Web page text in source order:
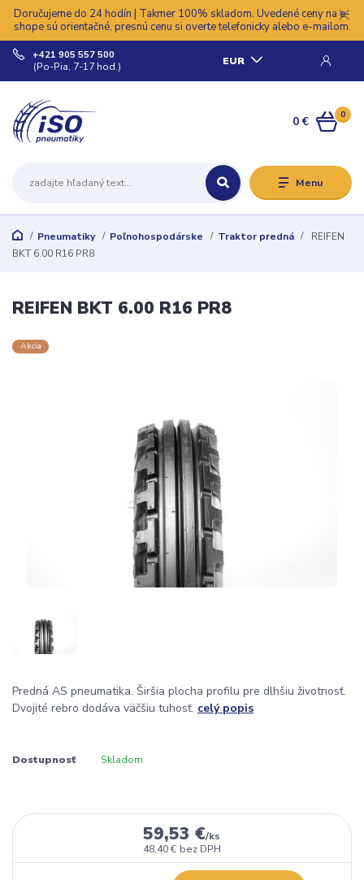
Doručujeme do 24 hodín | Takmer 100% skladom. Uvedené ceny na e-
shope sú orientačné, presnú cenu si overte telefonicky alebo e-mailom.
Menu
EUR
+421 905 557 500
(Po-Pia, 7-17 hod.)
0
0 €
Pneumatiky Poľnohospodárske Traktor predná
REIFEN
BKT 6.00 R16 PR8
REIFEN BKT 6.00 R16 PR8
Akcia
Predná AS pneumatika. Širšia plocha profilu pre dlhšiu životnosť.
Dvojité rebro dodáva väčšiu tuhosť. celý popis
Dostupnosť Skladom
59,53 €/ks
48,40 € bez DPH